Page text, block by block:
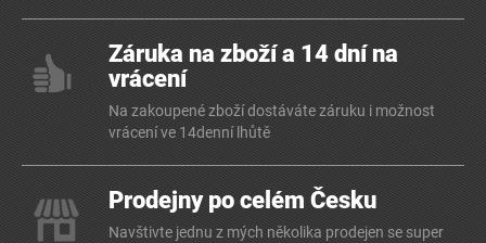
Záruka na zboží a 14 dní na
vrácení
Na zakoupené zboží dostáváte záruku i možnost
vrácení ve 14denní lhůtě
Prodejny po celém Česku
Navštivte jednu z mých několika prodejen se super